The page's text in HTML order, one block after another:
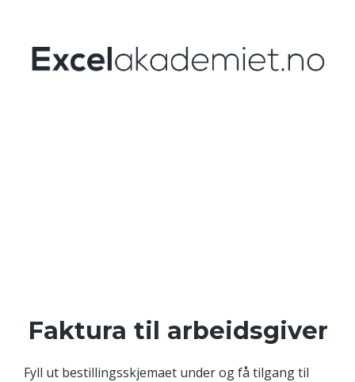
Faktura til arbeidsgiver
Fyll ut bestillingsskjemaet under og få tilgang til